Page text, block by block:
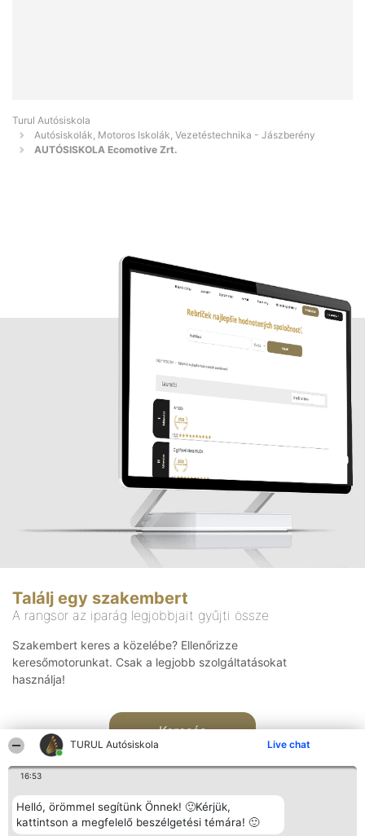
TURUL Autósiskola Live chat
16:53
Helló, örömmel segítünk Önnek! 🙂Kérjük,
kattintson a megfelelő beszélgetési témára! 🙂
Turul Autósiskola
Autósiskolák, Motoros Iskolák, Vezetéstechnika - Jászberény
AUTÓSISKOLA Ecomotive Zrt.
Találj egy szakembert
A rangsor az iparág legjobbjait gyűjti össze
Szakembert keres a közelébe? Ellenőrizze
keresőmotorunkat. Csak a legjobb szolgáltatásokat
használja!
Keresés